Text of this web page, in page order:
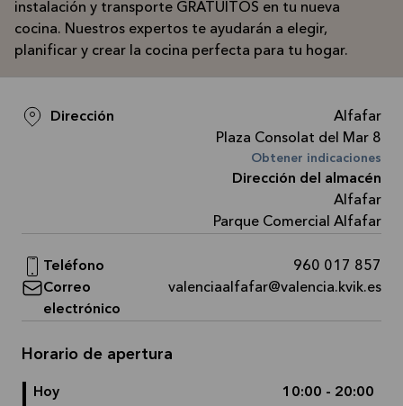
instalación y transporte GRATUITOS en tu nueva
cocina. Nuestros expertos te ayudarán a elegir,
planificar y crear la cocina perfecta para tu hogar.
Dirección
Alfafar
Plaza Consolat del Mar 8
Obtener indicaciones
Dirección del almacén
Alfafar
Parque Comercial Alfafar
Teléfono
960 017 857
Correo
electrónico
valenciaalfafar@valencia.kvik.es
Horario de apertura
Hoy
10:00 - 20:00